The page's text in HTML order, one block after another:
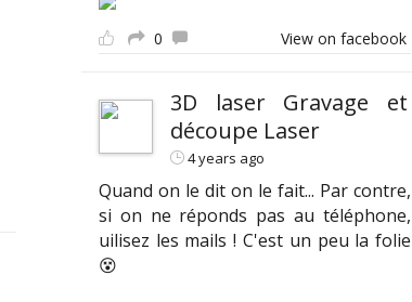
0 View on facebook
3D laser Gravage et
découpe Laser
4 years ago
Quand on le dit on le fait... Par contre,
si on ne réponds pas au téléphone,
uilisez les mails ! C'est un peu la folie
😵